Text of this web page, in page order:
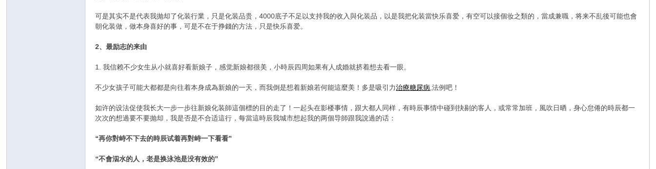
可是其实不是代表我抛却了化装行業，只是化装品贵，4000底子不足以支持我的收入與化装品，以是我把化装當快乐喜爱，有空可以接個妆之類的，當成兼職，将来不乱後可能也會
朝化装做，做本身喜好的事，可是不在于挣錢的方法，只是快乐喜爱。
2、最励志的来由
1. 我信赖不少女生从小就喜好看新娘子，感觉新娘都很美，小時辰四周如果有人成婚就挤着想去看一眼。
不少女孩子可能大都都是向往着本身成為新娘的一天，而我倒是想着新娘若何能這麼美！多是吸引力治療糖尿病 ,法例吧！
如许的设法促使我长大一步一步往新娘化装師這個標的目的走了！一起头在影楼事情，跟大都人同样，有時辰事情中碰到抉剔的客人，或常常加班，風吹日晒，身心怠倦的時辰都一
次次的想過要不要抛却，我是否是不合适這行，每當這時辰我城市想起我的两個导師跟我說過的话：
“再你對峙不下去的時辰试着再對峙一下看看”
“不會泅水的人，老是换泳池是没有效的”